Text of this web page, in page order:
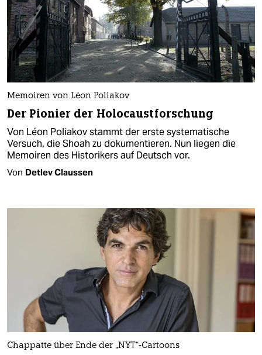
Memoiren von Léon Poliakov
Der Pionier der Holocaustforschung
Von Léon Poliakov stammt der erste systematische
Versuch, die Shoah zu dokumentieren. Nun liegen die
Memoiren des Historikers auf Deutsch vor.
Von Detlev Claussen
Chappatte über Ende der „NYT“-Cartoons